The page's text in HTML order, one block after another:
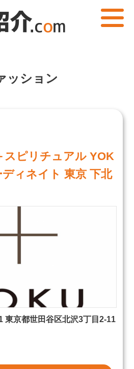
ッション
スピリチュアル YOK
ィネイト 東京 下北
東京都世田谷区北沢3丁目2-11